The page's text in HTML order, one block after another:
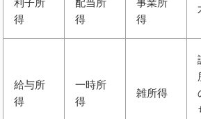
得
得
得
給与所
得
一時所
得
雑所得